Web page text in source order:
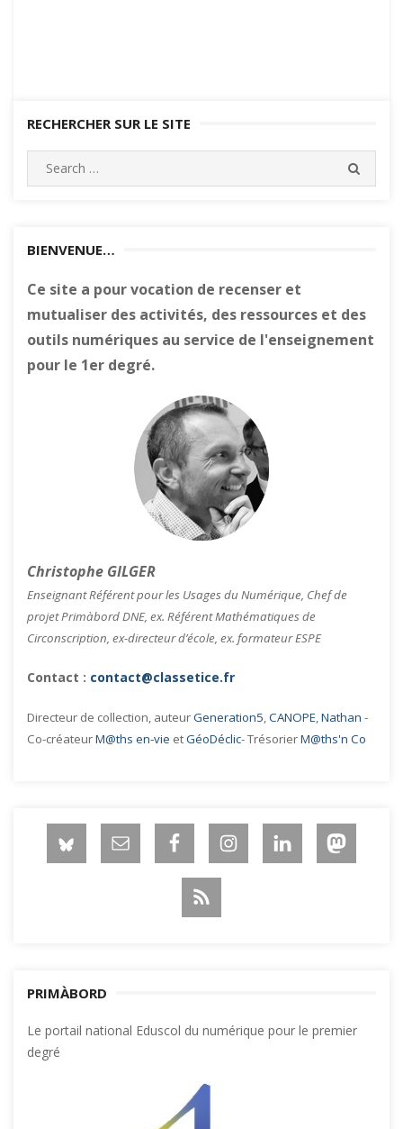
RECHERCHER SUR LE SITE
Search
for:
BIENVENUE…
Ce site a pour vocation de recenser et
mutualiser des activités, des ressources et des
outils numériques au service de l'enseignement
pour le 1er degré.
Christophe GILGER
Enseignant Référent pour les Usages du Numérique, Chef de
projet Primàbord DNE, ex. Référent Mathématiques de
Circonscription, ex-directeur d’école, ex. formateur ESPE
Contact : contact@classetice.fr
Directeur de collection, auteurGeneration5,CANOPE,Nathan -
Co-créateurM@ths en-vie etGéoDéclic- TrésorierM@ths'n Co
PRIMÀBORD
Le portail national Eduscol du numérique pour le premier
degré